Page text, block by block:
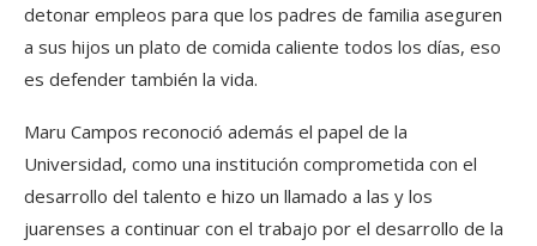
detonar empleos para que los padres de familia aseguren
a sus hijos un plato de comida caliente todos los días, eso
es defender también la vida.
Maru Campos reconoció además el papel de la
Universidad, como una institución comprometida con el
desarrollo del talento e hizo un llamado a las y los
juarenses a continuar con el trabajo por el desarrollo de la